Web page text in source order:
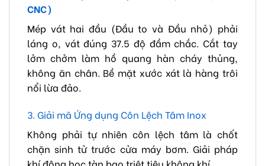
CNC)
Mép vát hai đầu (Đầu to và Đầu nhỏ) phải
láng o, vát đúng 37.5 độ đầm chắc. Cắt tay
lởm chởm làm hồ quang hàn cháy thủng,
không ăn chân. Bề mặt xước xát là hàng trôi
nổi lừa đảo.
3. Giải mã Ứng dụng Côn Lệch Tâm Inox
Không phải tự nhiên côn lệch tâm là chốt
chặn sinh tử trước cửa máy bơm. Giải pháp
khí động học tàn bạo triệt tiêu không khí.